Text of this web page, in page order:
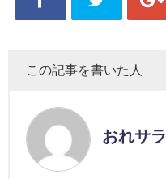
この記事を書いた人
おれサラ